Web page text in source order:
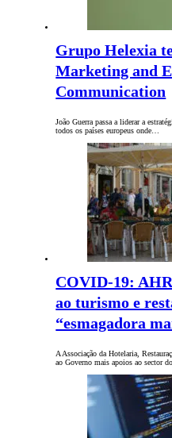
Grupo Helexia
Marketing and
Communication
João Guerra passa a liderar a
todos os países europeus onde…
COVID-19:
ao turismo e
“esmagadora
A Associação da Hotelaria,
ao Governo mais apoios ao sector